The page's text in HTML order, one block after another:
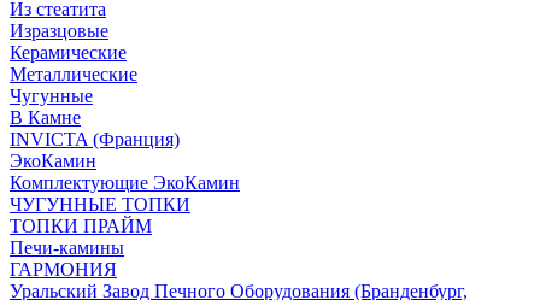
Из стеатита
Изразцовые
Керамические
Металлические
Чугунные
В Камне
INVICTA (Франция)
ЭкоКамин
Комплектующие ЭкоКамин
ЧУГУННЫЕ ТОПКИ
ТОПКИ ПРАЙМ
Печи-камины
ГАРМОНИЯ
Уральский Завод Печного Оборудования (Бранденбург,